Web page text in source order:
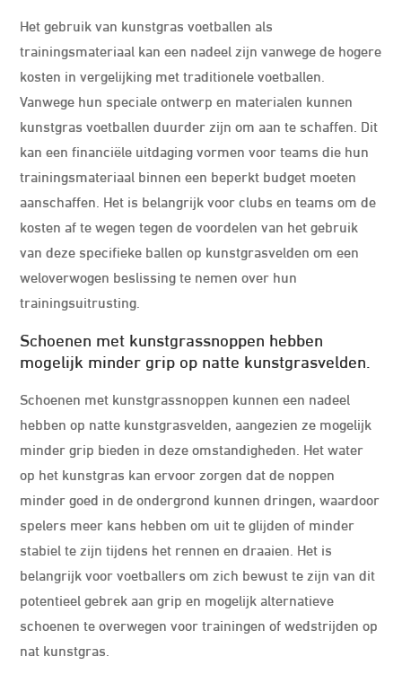
Het gebruik van kunstgras voetballen als
trainingsmateriaal kan een nadeel zijn vanwege de hogere
kosten in vergelijking met traditionele voetballen.
Vanwege hun speciale ontwerp en materialen kunnen
kunstgras voetballen duurder zijn om aan te schaffen. Dit
kan een financiële uitdaging vormen voor teams die hun
trainingsmateriaal binnen een beperkt budget moeten
aanschaffen. Het is belangrijk voor clubs en teams om de
kosten af te wegen tegen de voordelen van het gebruik
van deze specifieke ballen op kunstgrasvelden om een
weloverwogen beslissing te nemen over hun
trainingsuitrusting.
Schoenen met kunstgrassnoppen hebben
mogelijk minder grip op natte kunstgrasvelden.
Schoenen met kunstgrassnoppen kunnen een nadeel
hebben op natte kunstgrasvelden, aangezien ze mogelijk
minder grip bieden in deze omstandigheden. Het water
op het kunstgras kan ervoor zorgen dat de noppen
minder goed in de ondergrond kunnen dringen, waardoor
spelers meer kans hebben om uit te glijden of minder
stabiel te zijn tijdens het rennen en draaien. Het is
belangrijk voor voetballers om zich bewust te zijn van dit
potentieel gebrek aan grip en mogelijk alternatieve
schoenen te overwegen voor trainingen of wedstrijden op
nat kunstgras.